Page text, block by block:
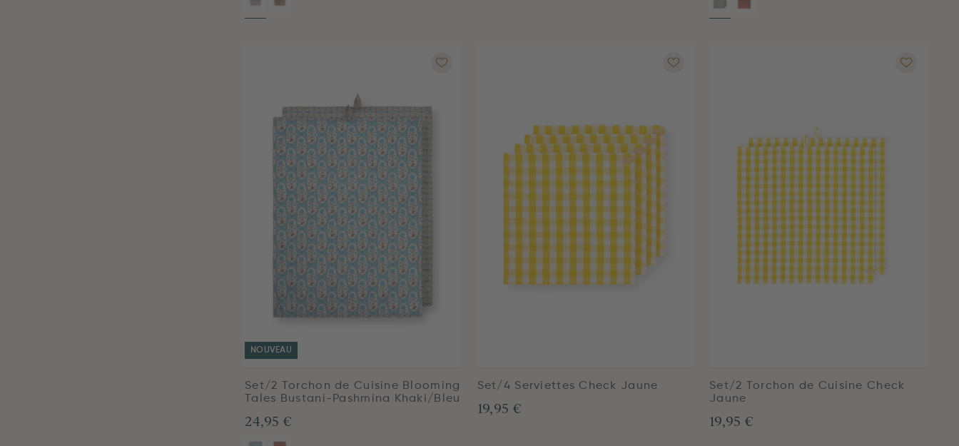
NOUVEAU
Set/2 Torchon de Cuisine Blooming
Tales Bustani-Pashmina Khaki/Bleu
24,95 €
Set/4 Serviettes Check Jaune
19,95 €
Set/2 Torchon de Cuisine Check
Jaune
19,95 €